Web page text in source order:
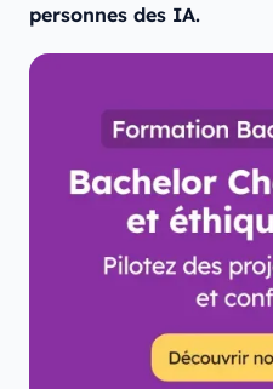
personnes des IA.